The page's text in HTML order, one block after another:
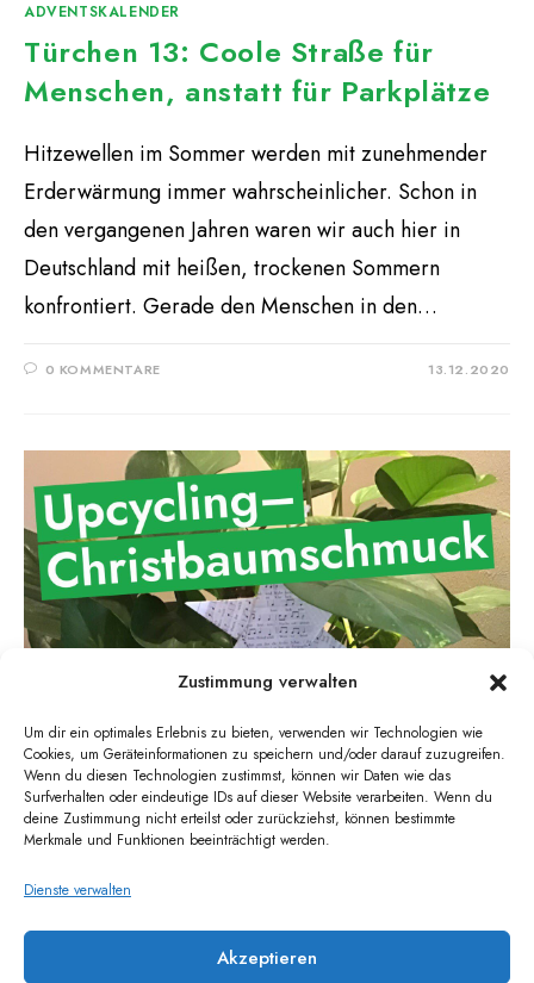
Zustimmung verwalten
Um dir ein optimales Erlebnis zu bieten, verwenden wir Technologien wie
Cookies, um Geräteinformationen zu speichern und/oder darauf zuzugreifen.
Wenn du diesen Technologien zustimmst, können wir Daten wie das
Surfverhalten oder eindeutige IDs auf dieser Website verarbeiten. Wenn du
deine Zustimmung nicht erteilst oder zurückziehst, können bestimmte
Merkmale und Funktionen beeinträchtigt werden.
Dienste verwalten
Akzeptieren
ADVENTSKALENDER
Türchen 13: Coole Straße für
Menschen, anstatt für Parkplätze
Hitzewellen im Sommer werden mit zunehmender
Erderwärmung immer wahrscheinlicher. Schon in
den vergangenen Jahren waren wir auch hier in
Deutschland mit heißen, trockenen Sommern
konfrontiert. Gerade den Menschen in den…
0 KOMMENTARE 13.12.2020